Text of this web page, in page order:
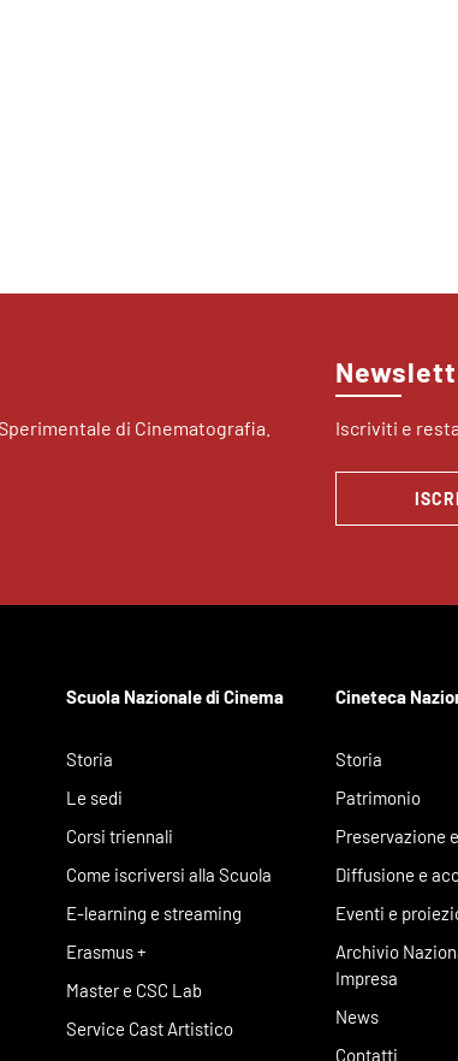
di Cinematografia. Iscriviti e
Scuola Nazionale di Cinema
Storia
Le sedi
Corsi triennali
Come iscriversi alla Scuola
E-learning e streaming
Erasmus +
Master e CSC Lab
Service Cast Artistico
Cineteca
Storia
Patrimonio
Preservazione
Diffusione e
Eventi e
Archivio
Impresa
News
Contatti